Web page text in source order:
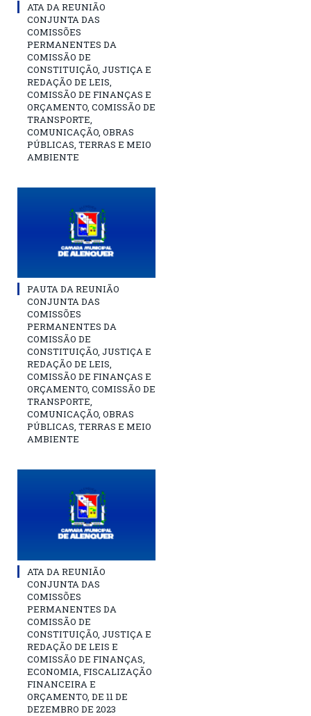
ATA DA REUNIÃO
CONJUNTA DAS
COMISSÕES
PERMANENTES DA
COMISSÃO DE
CONSTITUIÇÃO, JUSTIÇA E
REDAÇÃO DE LEIS,
COMISSÃO DE FINANÇAS E
ORÇAMENTO, COMISSÃO DE
TRANSPORTE,
COMUNICAÇÃO, OBRAS
PÚBLICAS, TERRAS E MEIO
AMBIENTE
PAUTA DA REUNIÃO
CONJUNTA DAS
COMISSÕES
PERMANENTES DA
COMISSÃO DE
CONSTITUIÇÃO, JUSTIÇA E
REDAÇÃO DE LEIS,
COMISSÃO DE FINANÇAS E
ORÇAMENTO, COMISSÃO DE
TRANSPORTE,
COMUNICAÇÃO, OBRAS
PÚBLICAS, TERRAS E MEIO
AMBIENTE
ATA DA REUNIÃO
CONJUNTA DAS
COMISSÕES
PERMANENTES DA
COMISSÃO DE
CONSTITUIÇÃO, JUSTIÇA E
REDAÇÃO DE LEIS E
COMISSÃO DE FINANÇAS,
ECONOMIA, FISCALIZAÇÃO
FINANCEIRA E
ORÇAMENTO, DE 11 DE
DEZEMBRO DE 2023